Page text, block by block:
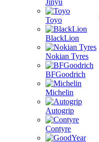
Jinyu
Toyo
BlackLion
Nokian Tyres
BFGoodrich
Michelin
Autogrip
Contyre